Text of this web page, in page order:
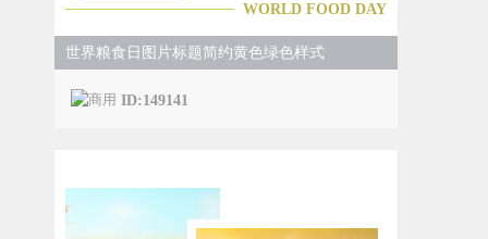
WORLD FOOD DAY
世界粮食日图片标题简约黄色绿色样式
ID:149141